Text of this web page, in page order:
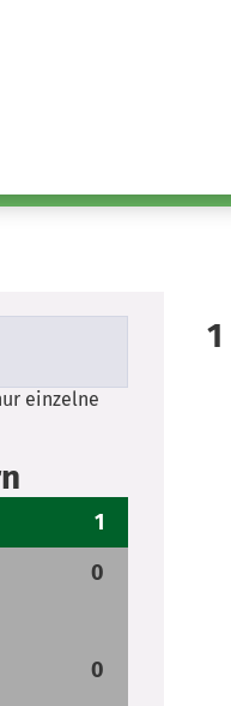
einzelne
1
0
0
1